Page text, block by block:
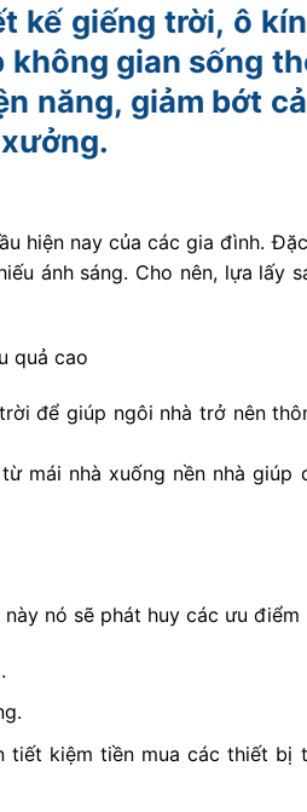
kế giếng trời, ô
gian sống
năng, giảm bớt
hiện nay của các gia đình.
ánh sáng. Cho nên, lựa lấy
để giúp ngôi nhà trở nên
mái nhà xuống nền nhà giúp
nó sẽ phát huy các ưu điểm
tiết kiệm tiền mua các thiết bị